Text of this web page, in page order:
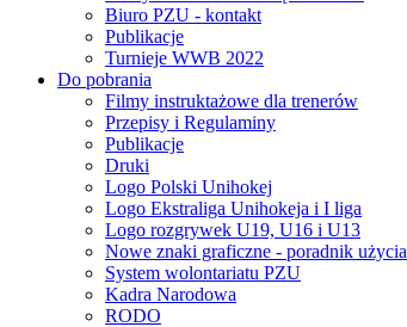
Biuro PZU - kontakt
Publikacje
Turnieje WWB 2022
Do pobrania
Filmy instruktażowe dla trenerów
Przepisy i Regulaminy
Publikacje
Druki
Logo Polski Unihokej
Logo Ekstraliga Unihokeja i I liga
Logo rozgrywek U19, U16 i U13
Nowe znaki graficzne - poradnik użycia
System wolontariatu PZU
Kadra Narodowa
RODO